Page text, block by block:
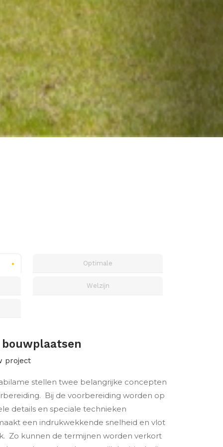
Optimale
Welzijn
project
stellen twee belangrijke concepten
Bij de voorbereiding worden op
details en speciale technieken
een indrukwekkende snelheid en vlot
Zo kunnen de termijnen worden verkort